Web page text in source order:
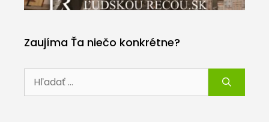
Zaujíma Ťa niečo konkrétne?